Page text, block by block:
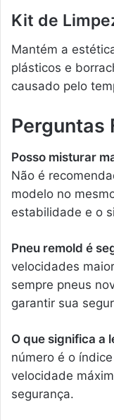
Kit de
Mantém a
plásticos e
causado pelo
Perguntas
Posso misturar
Não é
modelo no
estabilidade e o
Pneu remold é
velocidades
sempre pneus
garantir sua
O que significa a
número é o
velocidade
segurança.